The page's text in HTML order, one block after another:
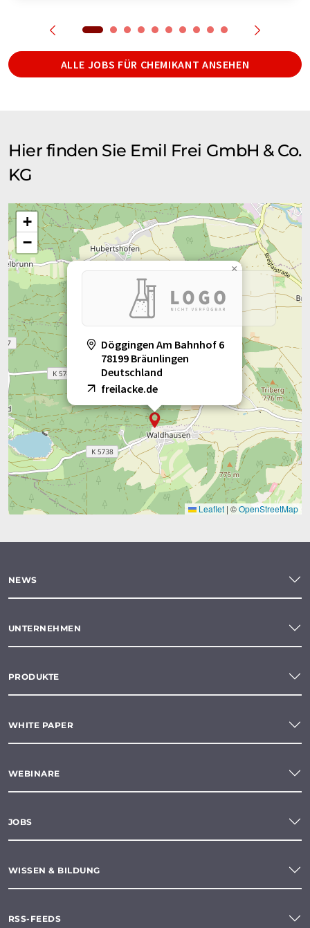
ALLE JOBS FÜR CHEMIKANT ANSEHEN
Hier finden Sie Emil Frei GmbH & Co.
KG
Döggingen Am Bahnhof 6
78199 Bräunlingen
Deutschland
freilacke.de
×
+
−
Leaflet | ©OpenStreetMap
NEWS
UNTERNEHMEN
PRODUKTE
WHITE PAPER
WEBINARE
JOBS
WISSEN & BILDUNG
RSS-FEEDS